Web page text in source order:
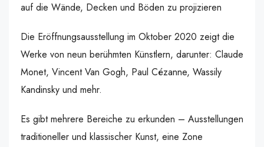
auf die Wände, Decken und Böden zu projizieren
Die Eröffnungsausstellung im Oktober 2020 zeigt die
Werke von neun berühmten Künstlern, darunter: Claude
Monet, Vincent Van Gogh, Paul Cézanne, Wassily
Kandinsky und mehr.
Es gibt mehrere Bereiche zu erkunden – Ausstellungen
traditioneller und klassischer Kunst, eine Zone